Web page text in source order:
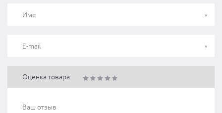
Оценка товара: